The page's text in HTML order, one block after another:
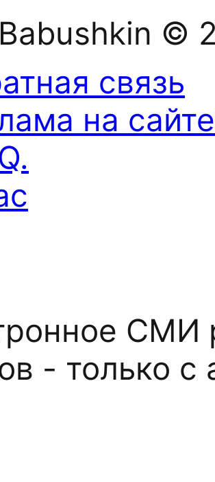
©
связь
на сайте
СМИ
- только